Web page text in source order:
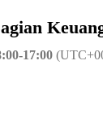
17:00